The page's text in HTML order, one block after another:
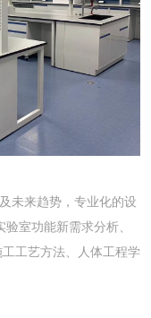
来趋势，专业化的设
室功能新需求分析、
工艺方法、人体工程学